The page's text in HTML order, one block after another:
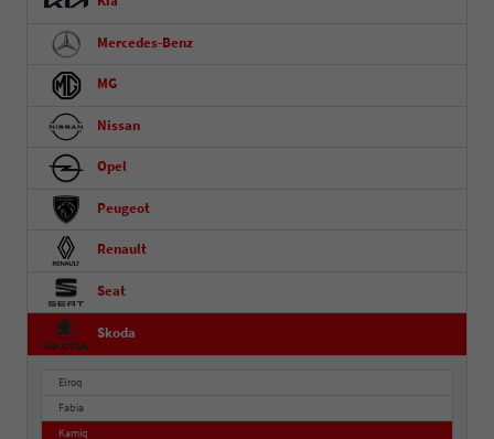
Mercedes-Benz
MG
Nissan
Opel
Peugeot
Renault
Seat
Skoda
Elroq
Fabia
Kamiq